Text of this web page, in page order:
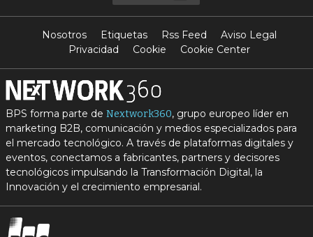
Nosotros Etiquetas Rss Feed
Aviso Legal
Privacidad
Cookie Cookie Center
BPS forma parte de Nextwork360, grupo europeo líder en
marketing B2B, comunicación y medios especializados para
el mercado tecnológico. A través de plataformas digitales y
eventos, conectamos a fabricantes, partners y decisores
tecnológicos impulsando la Transformación Digital, la
Innovación y el crecimiento empresarial.